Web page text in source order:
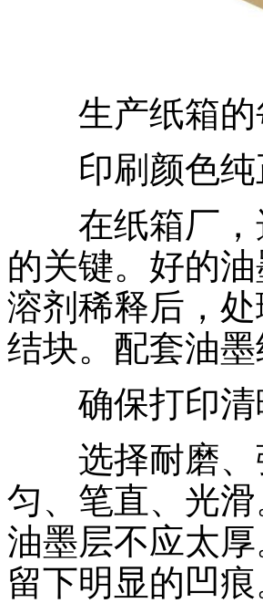
生产纸箱的
印刷颜色纯
在纸箱厂，
的关键。好的
溶剂稀释后，
结块。配套油
确保打印清
选择耐磨、
匀、笔直、光
油墨层不应太
留下明显的凹痕